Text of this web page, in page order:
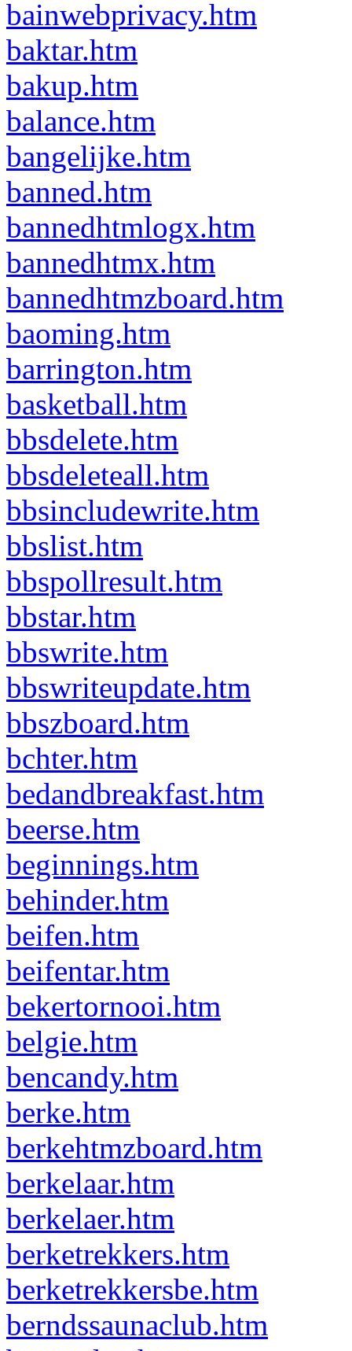
bainwebprivacy.htm
baktar.htm
bakup.htm
balance.htm
bangelijke.htm
banned.htm
bannedhtmlogx.htm
bannedhtmx.htm
bannedhtmzboard.htm
baoming.htm
barrington.htm
basketball.htm
bbsdelete.htm
bbsdeleteall.htm
bbsincludewrite.htm
bbslist.htm
bbspollresult.htm
bbstar.htm
bbswrite.htm
bbswriteupdate.htm
bbszboard.htm
bchter.htm
bedandbreakfast.htm
beerse.htm
beginnings.htm
behinder.htm
beifen.htm
beifentar.htm
bekertornooi.htm
belgie.htm
bencandy.htm
berke.htm
berkehtmzboard.htm
berkelaar.htm
berkelaer.htm
berketrekkers.htm
berketrekkersbe.htm
berndssaunaclub.htm